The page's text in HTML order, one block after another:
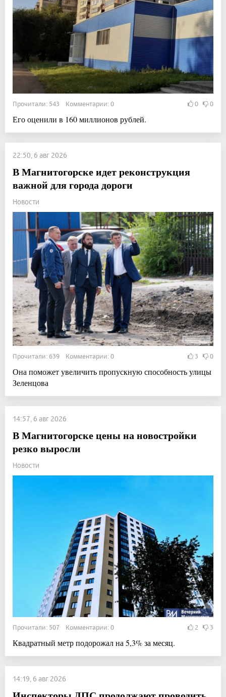
Прочитали: 543 Комментарии: 0 0 0
Его оценили в 160 миллионов рублей.
22:50, 6 авг 2026
В Магнитогорске идет реконструкция
важной для города дороги
Новости
Прочитали: 639 Комментарии: 0 3 0
Она поможет увеличить пропускную способность улицы
Зеленцова
14:57, 6 авг 2026
В Магнитогорске цены на новостройки
резко выросли
Новости
Прочитали: 507 Комментарии: 0 2 3
Квадратный метр подорожал на 5,3% за месяц.
14:19, 6 авг 2026